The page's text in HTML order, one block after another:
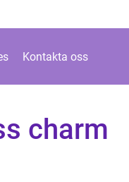
Kontakta oss
charm